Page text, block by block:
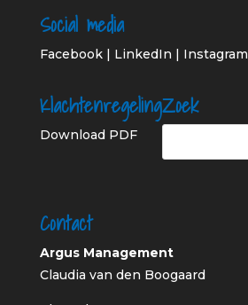
Social media
Facebook| LinkedIn | Instagram
Klachtenregeling
Download PDF
Zoek
Contact
Argus Management
Claudia van den Boogaard